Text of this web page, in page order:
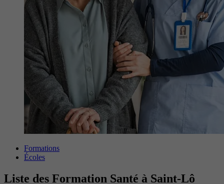
Formations
Écoles
Liste des Formation Santé à Saint-Lô